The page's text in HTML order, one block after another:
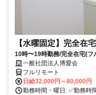
【水曜固定】完全在
10時〜19時勤務/完全在宅(フ
業務一般社団法人博愛会
フルリモート
日給32,000円～80,000円
勤務時間・曜日: ✅勤務